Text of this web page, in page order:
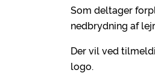
Som deltager
nedbrydning af
Der vil ved
logo.